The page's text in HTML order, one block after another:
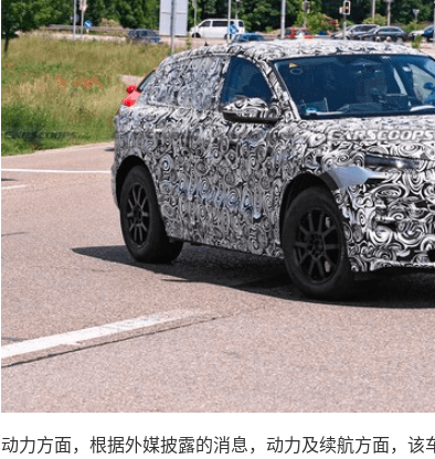
动力方面，根据外媒披露的消息，动力及续航方面，